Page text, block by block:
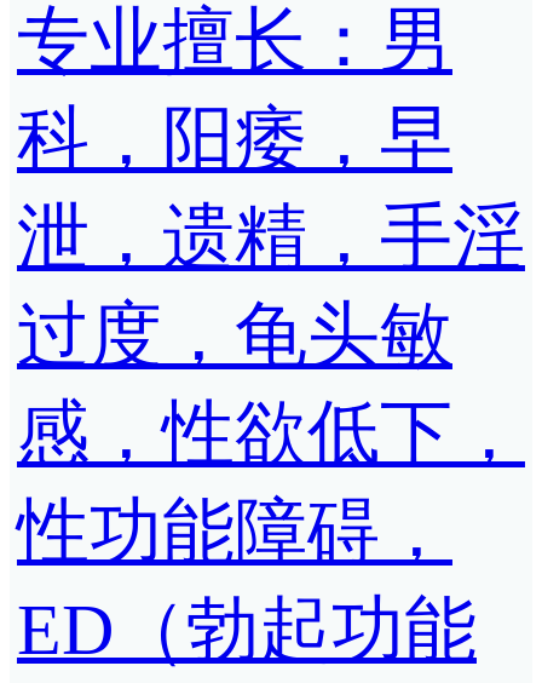
专业擅长：男
科，阳痿，早
泄，遗精，手淫
过度，龟头敏
感，性欲低下，
性功能障碍，
ED（勃起功能